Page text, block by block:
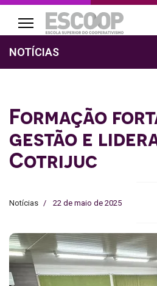
NOTÍCIAS
Formação
gestão e
Cotrijuc
Notícias 22 de maio de 2025